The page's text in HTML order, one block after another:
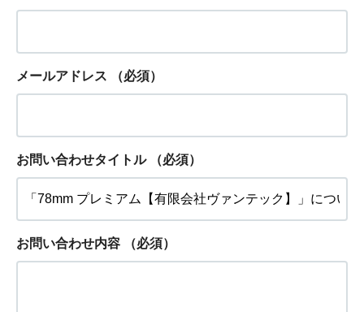
メールアドレス （必須）
お問い合わせタイトル （必須）
お問い合わせ内容 （必須）